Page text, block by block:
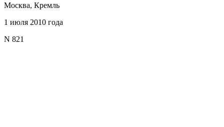
Москва, Кремль
1 июля 2010 года
N 821